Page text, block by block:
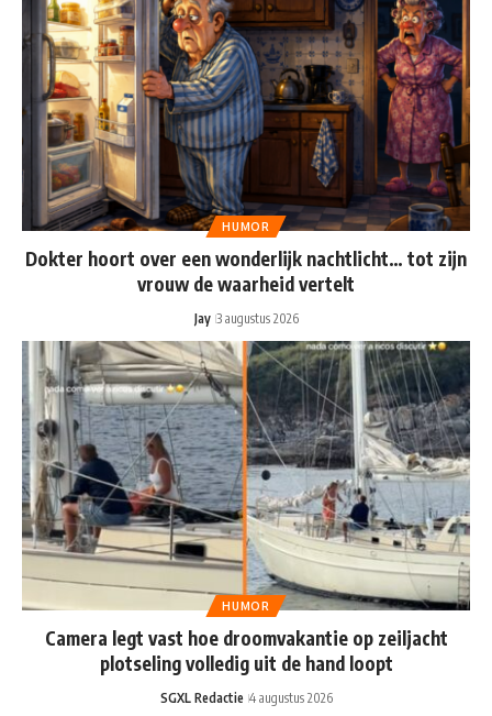
HUMOR
Dokter hoort over een wonderlijk nachtlicht… tot zijn
vrouw de waarheid vertelt
Jay 3 augustus 2026
HUMOR
Camera legt vast hoe droomvakantie op zeiljacht
plotseling volledig uit de hand loopt
SGXL Redactie 4 augustus 2026